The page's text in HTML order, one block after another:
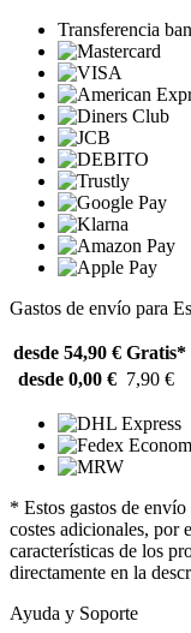
Transferencia
Gastos de envío para
desde 54,90 € Gratis*
desde 0,00 € 7,90 €
* Estos gastos de
costes adicionales, por
características de los
directamente en la
Ayuda y Soporte